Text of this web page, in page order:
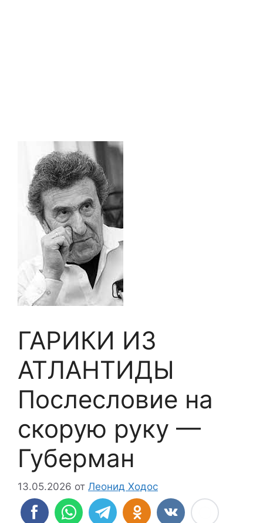
ГАРИКИ ИЗ
АТЛАНТИДЫ
Послесловие на
скорую руку —
Губерман
13.05.2026 от Леонид Ходос